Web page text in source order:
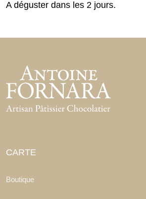
A déguster dans les 2 jours.
CARTE
Boutique